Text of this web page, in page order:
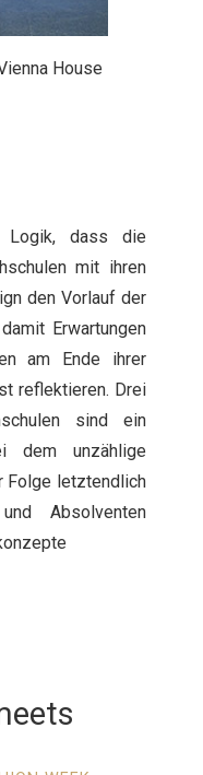
House
dass die
mit ihren
den Vorlauf der
Erwartungen
am Ende ihrer
reflektieren. Drei
sind ein
dem unzählige
Folge letztendlich
Absolventen